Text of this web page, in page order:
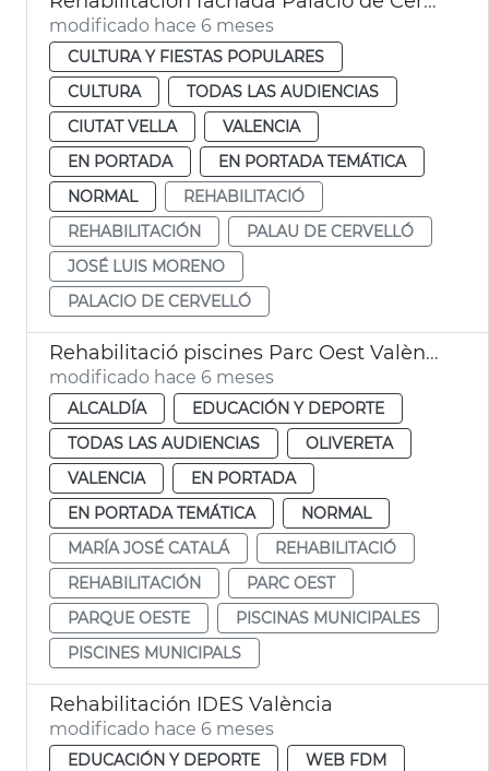
modificado hace 6 meses
CULTURA Y FIESTAS POPULARES
CULTURA
TODAS LAS AUDIENCIAS
CIUTAT VELLA
VALENCIA
EN PORTADA
EN PORTADA TEMÁTICA
NORMAL
REHABILITACIÓ
REHABILITACIÓN
PALAU DE CERVELLÓ
JOSÉ LUIS MORENO
PALACIO DE CERVELLÓ
Rehabilitació piscines Parc Oest València
modificado hace 6 meses
ALCALDÍA
EDUCACIÓN Y DEPORTE
TODAS LAS AUDIENCIAS
OLIVERETA
VALENCIA
EN PORTADA
EN PORTADA TEMÁTICA
NORMAL
MARÍA JOSÉ CATALÁ
REHABILITACIÓ
REHABILITACIÓN
PARC OEST
PARQUE OESTE
PISCINAS MUNICIPALES
PISCINES MUNICIPALS
Rehabilitación IDES València
modificado hace 6 meses
EDUCACIÓN Y DEPORTE
WEB FDM